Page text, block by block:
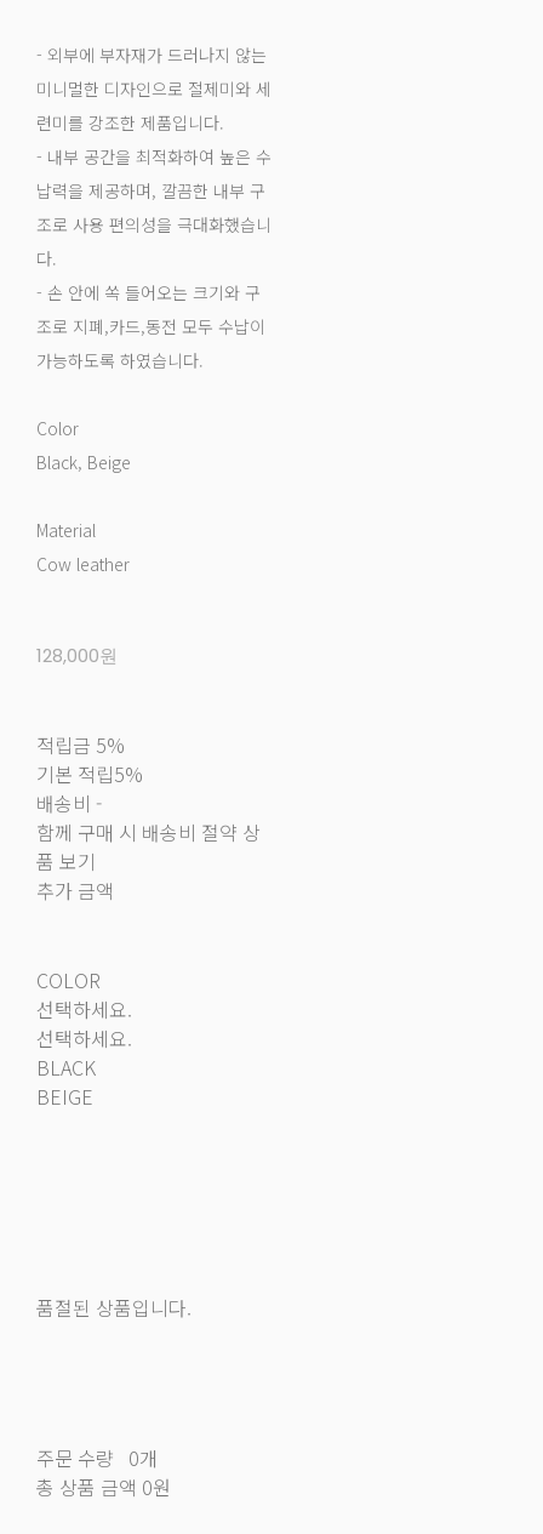
- 외부에 부자재가 드러나지 않는
미니멀한 디자인으로 절제미와 세
련미를 강조한 제품입니다.
- 내부 공간을 최적화하여 높은 수
납력을 제공하며, 깔끔한 내부 구
조로 사용 편의성을 극대화했습니
다.
- 손 안에 쏙 들어오는 크기와 구
조로 지폐,카드,동전 모두 수납이
가능하도록 하였습니다.
Color
Black, Beige
Material
Cow leather
128,000원
적립금 5%
기본 적립5%
배송비 -
함께 구매 시 배송비 절약 상
품 보기
추가 금액
COLOR
선택하세요.
선택하세요.
BLACK
BEIGE
품절된 상품입니다.
주문 수량 0개
총 상품 금액 0원